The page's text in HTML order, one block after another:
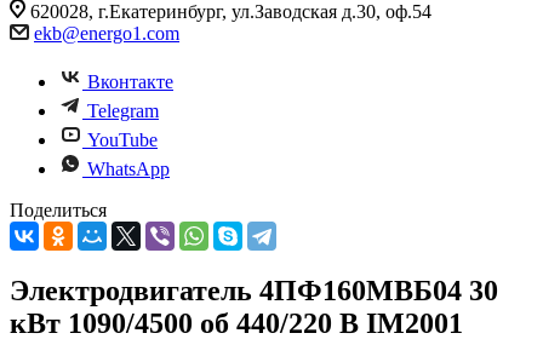
620028, г.Екатеринбург, ул.Заводская д.30, оф.54
ekb@energo1.com
Вконтакте
Telegram
YouTube
WhatsApp
Поделиться
Электродвигатель 4ПФ160МВБ04 30
кВт 1090/4500 об 440/220 В IM2001